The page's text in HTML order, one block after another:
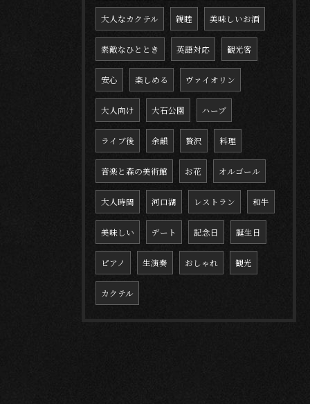
大人なカクテル 親睦 美味しいお酒
素敵なひととき 英語対応 観光客
安心 楽しめる ヴァイオリン
大人向け 大石公園 ハーブ
ライブ後 余韻 贅沢 料理
音楽と森の美術館 お花 オルゴール
大人時間 河口湖 レストラン 和牛
美味しい デート 記念日 誕生日
ピアノ 生演奏 おしゃれ 観光
カクテル